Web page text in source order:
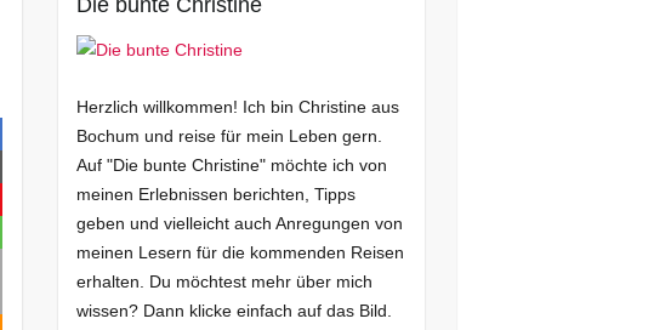
Die bunte Christine
Herzlich willkommen! Ich bin Christine aus
Bochum und reise für mein Leben gern.
Auf "Die bunte Christine" möchte ich von
meinen Erlebnissen berichten, Tipps
geben und vielleicht auch Anregungen von
meinen Lesern für die kommenden Reisen
erhalten. Du möchtest mehr über mich
wissen? Dann klicke einfach auf das Bild.